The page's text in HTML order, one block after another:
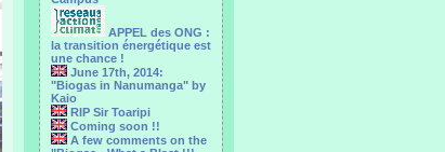
APPEL des ONG :
la transition énergétique est
une chance !
June 17th, 2014:
"Biogas in Nanumanga" by
Kaio
RIP Sir Toaripi
Coming soon !!
A few comments on the